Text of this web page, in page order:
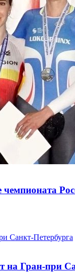
чемпионата
на Гран-при